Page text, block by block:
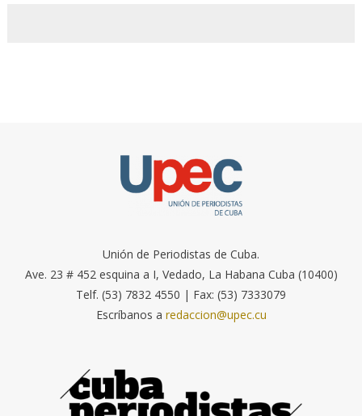
Unión de Periodistas de Cuba.
Ave. 23 # 452 esquina a I, Vedado, La Habana Cuba (10400)
Telf. (53) 7832 4550 | Fax: (53) 7333079
Escríbanos a redaccion@upec.cu